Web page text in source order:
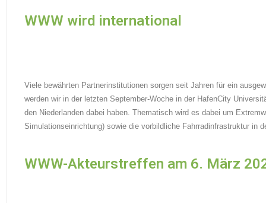
WWW wird international
Viele bewährten Partnerinstitutionen sorgen seit Jahren für ein
werden wir in der letzten September-Woche in der HafenCity
den Niederlanden dabei haben. Thematisch wird es dabei um
Simulationseinrichtung) sowie die vorbildliche Fahrradinfrastruktur in
WWW-Akteurstreffen am 6. März